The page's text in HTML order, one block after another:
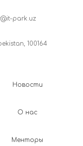
park.uz
100164
Новости
О нас
Менторы